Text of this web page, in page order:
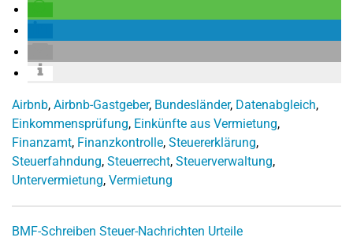
Airbnb, Airbnb-Gastgeber, Bundesländer, Datenabgleich,
Einkommensprüfung, Einkünfte aus Vermietung,
Finanzamt, Finanzkontrolle, Steuererklärung,
Steuerfahndung, Steuerrecht, Steuerverwaltung,
Untervermietung, Vermietung
BMF-Schreiben Steuer-Nachrichten Urteile